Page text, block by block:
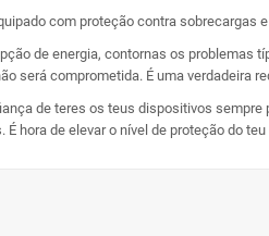
com proteção contra
de energia, contornas os problemas
será comprometida. É uma verdadeira
de teres os teus dispositivos
hora de elevar o nível de proteção do